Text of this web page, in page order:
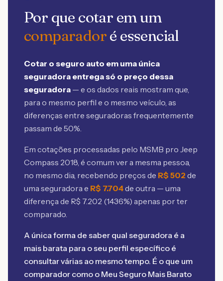
Por que cotar em um
comparadoré essencial
Cotar o seguro auto em uma única
seguradora entrega só o preço dessa
seguradora — e os dados reais mostram que,
para o mesmo perfil e o mesmo veículo, as
diferenças entre seguradoras frequentemente
passam de 50%.
Em cotações processadas pelo MSMB pro Jeep
Compass 2018, é comum ver a mesma pessoa,
no mesmo dia, recebendo preços de R$ 502 de
uma seguradora e R$ 7.704de outra — uma
diferença de R$ 7.202 (1436%) apenas por ter
comparado.
A única forma de saber qual seguradora é a
mais barata para o seu perfil específico é
consultar várias ao mesmo tempo. É o que um
comparador como o Meu Seguro Mais Barato